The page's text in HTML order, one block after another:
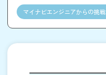
マイナビエンジニアからの挑